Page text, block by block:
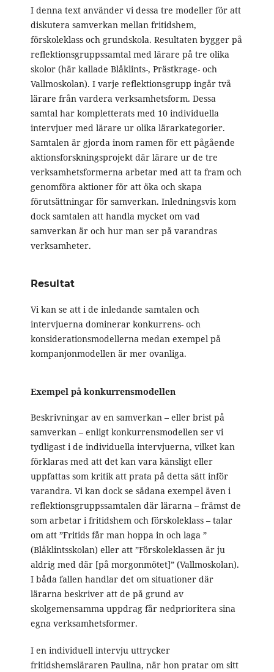
I denna text använder vi dessa tre modeller för att
diskutera samverkan mellan fritidshem,
förskoleklass och grundskola. Resultaten bygger på
reflektionsgruppssamtal med lärare på tre olika
skolor (här kallade Blåklints-, Prästkrage- och
Vallmoskolan). I varje reflektionsgrupp ingår två
lärare från vardera verksamhetsform. Dessa
samtal har kompletterats med 10 individuella
intervjuer med lärare ur olika lärarkategorier.
Samtalen är gjorda inom ramen för ett pågående
aktionsforskningsprojekt där lärare ur de tre
verksamhetsformerna arbetar med att ta fram och
genomföra aktioner för att öka och skapa
förutsättningar för samverkan. Inledningsvis kom
dock samtalen att handla mycket om vad
samverkan är och hur man ser på varandras
verksamheter.
Resultat
Vi kan se att i de inledande samtalen och
intervjuerna dominerar konkurrens- och
konsiderationsmodellerna medan exempel på
kompanjonmodellen är mer ovanliga.
Exempel på konkurrensmodellen
Beskrivningar av en samverkan – eller brist på
samverkan – enligt konkurrensmodellen ser vi
tydligast i de individuella intervjuerna, vilket kan
förklaras med att det kan vara känsligt eller
uppfattas som kritik att prata på detta sätt inför
varandra. Vi kan dock se sådana exempel även i
reflektionsgruppssamtalen där lärarna – främst de
som arbetar i fritidshem och förskoleklass – talar
om att ”Fritids får man hoppa in och laga ”
(Blåklintsskolan) eller att ”Förskoleklassen är ju
aldrig med där [på morgonmötet]” (Vallmoskolan).
I båda fallen handlar det om situationer där
lärarna beskriver att de på grund av
skolgemensamma uppdrag får nedprioritera sina
egna verksamhetsformer.
I en individuell intervju uttrycker
fritidshemsläraren Paulina, när hon pratar om sitt